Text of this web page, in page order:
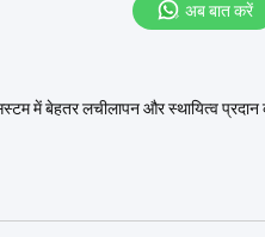
अब बात करें
में बेहतर लचीलापन और स्थायित्व प्रदान